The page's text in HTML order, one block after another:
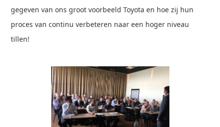
gegeven van ons groot voorbeeld Toyota en hoe zij hun
proces van continu verbeteren naar een hoger niveau
tillen!